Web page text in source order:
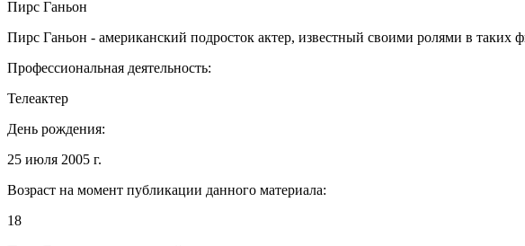
Пирс Ганьон
Пирс Ганьон - американский подросток актер, известный своими ролями в
Профессиональная деятельность:
Телеактер
День рождения:
25 июля 2005 г.
Возраст на момент публикации данного материала:
18